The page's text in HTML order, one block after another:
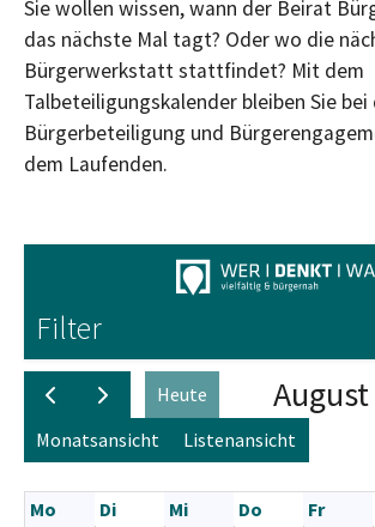
Sie wollen wissen, wann der Beirat
das nächste Mal tagt? Oder wo die
Bürgerwerkstatt stattfindet? Mit dem
Talbeteiligungskalender bleiben Sie bei
Bürgerbeteiligung und
dem Laufenden.
Filter
Heute
Monatsansicht Listenansicht
Mo Di Mi Do Fr